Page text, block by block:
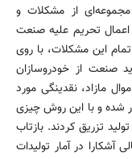
از مشكلات و
اعمال تحریم علیه صنعت
این مشكلات، با روی
صنعت از خودروسازان
مازاد، نقدینگی مورد
شده و با این روش چیزی
به خطوط تولید تزریق كردند. بازتاب
آشكارا در آمار تولیدات